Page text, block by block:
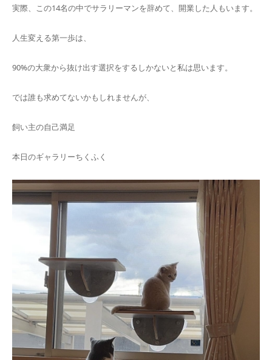
実際、この14名の中でサラリーマンを辞めて、開業した人もいます。
人生変える第一歩は、
90%の大衆から抜け出す選択をするしかないと私は思います。
では誰も求めてないかもしれませんが、
飼い主の自己満足
本日のギャラリーちくふく